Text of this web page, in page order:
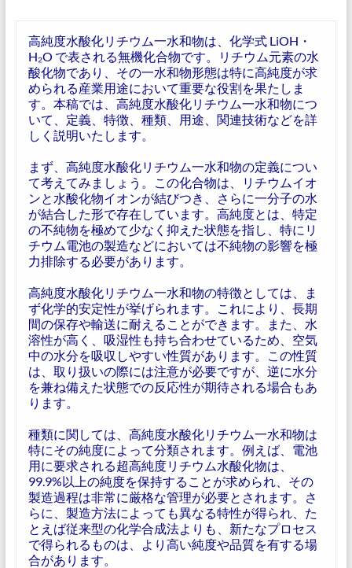
高純度水酸化リチウム一水和物は、化学式 LiOH・
H₂O で表される無機化合物です。リチウム元素の水
酸化物であり、その一水和物形態は特に高純度が求
められる産業用途において重要な役割を果たしま
す。本稿では、高純度水酸化リチウム一水和物につ
いて、定義、特徴、種類、用途、関連技術などを詳
しく説明いたします。
まず、高純度水酸化リチウム一水和物の定義につい
て考えてみましょう。この化合物は、リチウムイオ
ンと水酸化物イオンが結びつき、さらに一分子の水
が結合した形で存在しています。高純度とは、特定
の不純物を極めて少なく抑えた状態を指し、特にリ
チウム電池の製造などにおいては不純物の影響を極
力排除する必要があります。
高純度水酸化リチウム一水和物の特徴としては、ま
ず化学的安定性が挙げられます。これにより、長期
間の保存や輸送に耐えることができます。また、水
溶性が高く、吸湿性も持ち合わせているため、空気
中の水分を吸収しやすい性質があります。この性質
は、取り扱いの際には注意が必要ですが、逆に水分
を兼ね備えた状態での反応性が期待される場合もあ
ります。
種類に関しては、高純度水酸化リチウム一水和物は
特にその純度によって分類されます。例えば、電池
用に要求される超高純度リチウム水酸化物は、
99.9%以上の純度を保持することが求められ、その
製造過程は非常に厳格な管理が必要とされます。さ
らに、製造方法によっても異なる特性が得られ、た
とえば従来型の化学合成法よりも、新たなプロセス
で得られるものは、より高い純度や品質を有する場
合があります。